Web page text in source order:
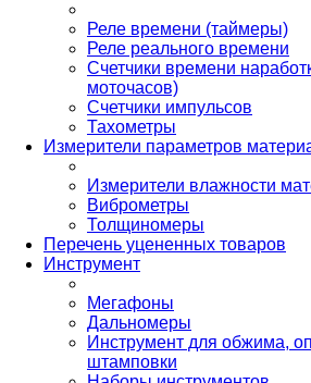
Реле времени (таймеры)
Реле реального времени
Счетчики времени
моточасов)
Счетчики импульсов
Тахометры
Измерители параметров
Измерители влажности
Виброметры
Толщиномеры
Перечень уцененных товаров
Инструмент
Мегафоны
Дальномеры
Инструмент для обжима,
штамповки